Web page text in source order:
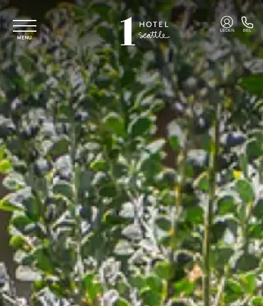
Overslaan naar hoofdinhoud
MENU
LEDEN BEL